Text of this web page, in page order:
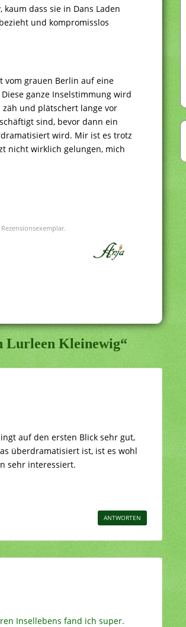
dass sie in Dans Laden
und kompromisslos
vom grauen Berlin auf eine
ganze Inselstimmung wird
und plätschert lange vor
sind, bevor dann ein
wird. Mir ist es trotz
nicht wirklich gelungen, mich
Lurleen Kleinewig“
auf den ersten Blick sehr gut,
überdramatisiert ist, ist es wohl
sehr interessiert.
ANTWORTEN
Insellebens fand ich super.